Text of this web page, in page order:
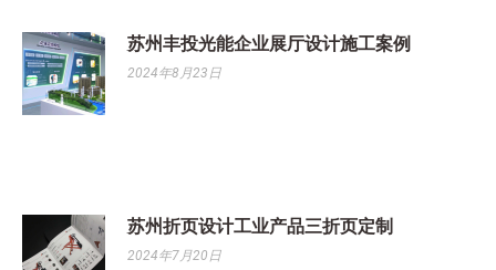
苏州丰投光能企业展厅设计施工案例
2024年8月23日
苏州折页设计工业产品三折页定制
2024年7月20日